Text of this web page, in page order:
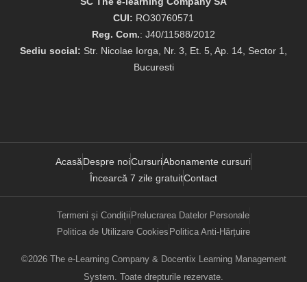
CUI: RO30760571
Reg. Com.: J40/11588/2012
Sediu social: Str. Nicolae Iorga, Nr. 3, Et. 5, Ap. 14, Sector 1,
Bucuresti
AcasăDespre noiCursuriAbonamente cursuri
Încearcă 7 zile gratuitContact
Termeni și Condiții Prelucrarea Datelor Personale
Politica de Utilizare Cookies Politica Anti-Hărțuire
©2026 The e-Learning Company & Docentix Learning Management
System. Toate drepturile rezervate.